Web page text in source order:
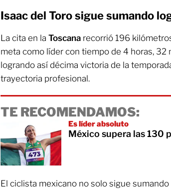
Isaac del Toro sigue sumando
La cita en la Toscana recorrió 196
meta como líder con tiempo de 4 horas, 32
logrando así décima victoria de la
trayectoria profesional.
TE RECOMENDAMOS:
Es líder absoluto
México supera las 130
El ciclista mexicano no solo sigue